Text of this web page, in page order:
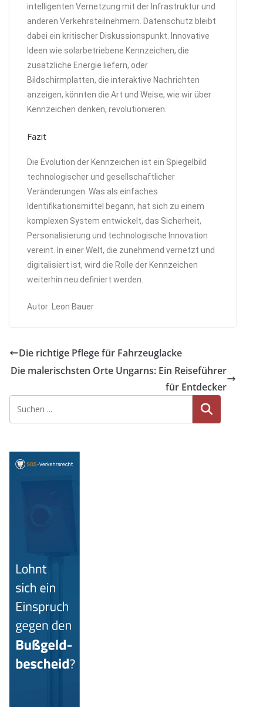
intelligenten Vernetzung mit der Infrastruktur und
anderen Verkehrsteilnehmern. Datenschutz bleibt
dabei ein kritischer Diskussionspunkt. Innovative
Ideen wie solarbetriebene Kennzeichen, die
zusätzliche Energie liefern, oder
Bildschirmplatten, die interaktive Nachrichten
anzeigen, könnten die Art und Weise, wie wir über
Kennzeichen denken, revolutionieren.
Fazit
Die Evolution der Kennzeichen ist ein Spiegelbild
technologischer und gesellschaftlicher
Veränderungen. Was als einfaches
Identifikationsmittel begann, hat sich zu einem
komplexen System entwickelt, das Sicherheit,
Personalisierung und technologische Innovation
vereint. In einer Welt, die zunehmend vernetzt und
digitalisiert ist, wird die Rolle der Kennzeichen
weiterhin neu definiert werden.
Autor: Leon Bauer
Die richtige Pflege für Fahrzeuglacke
Die malerischsten Orte Ungarns: Ein Reiseführer
für Entdecker
Suche